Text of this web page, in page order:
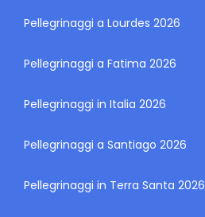
Pellegrinaggi a Lourdes 2026
Pellegrinaggi a Fatima 2026
Pellegrinaggi in Italia 2026
Pellegrinaggi a Santiago 2026
Pellegrinaggi in Terra Santa 2026